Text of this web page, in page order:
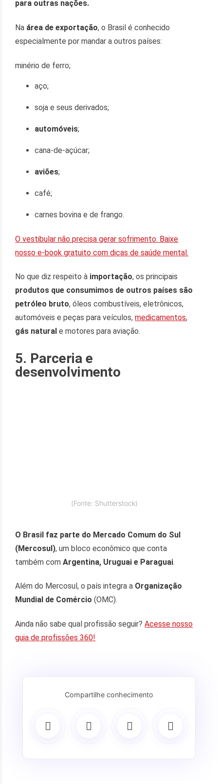
para outras nações.
Na área de exportação, o Brasil é conhecido
especialmente por mandar a outros países:
minério de ferro;
aço;
soja e seus derivados;
automóveis;
cana-de-açúcar;
aviões;
café;
carnes bovina e de frango.
O vestibular não precisa gerar sofrimento. Baixe
nosso e-book gratuito com dicas de saúde mental.
No que diz respeito à importação, os principais
produtos que consumimos de outros países são
petróleo bruto, óleos combustíveis, eletrônicos,
automóveis e peças para veículos,medicamentos,
gás natural e motores para aviação.
5. Parceria e
desenvolvimento
(Fonte: Shutterstock)
O Brasil faz parte do Mercado Comum do Sul
(Mercosul), um bloco econômico que conta
também comArgentina, Uruguai e Paraguai.
Além do Mercosul, o país integra a Organização
Mundial de Comércio (OMC).
Ainda não sabe qual profissão seguir?Acesse nosso
guia de profissões 360!
Compartilhe conhecimento